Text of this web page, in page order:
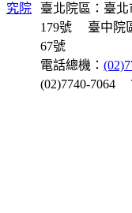
臺北院區：臺
179號
臺中院
67號
電話總機：
(02)7740-7064